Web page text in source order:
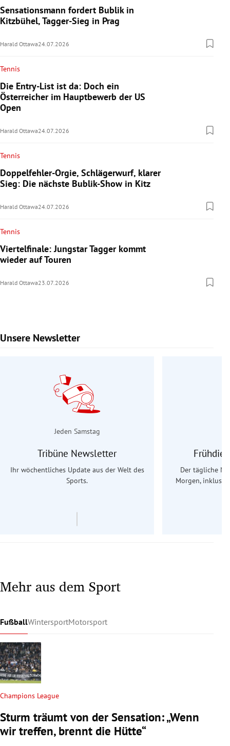
Sensationsmann fordert Bublik in
Kitzbühel, Tagger-Sieg in Prag
Harald Ottawa24.07.2026
Tennis
Die Entry-List ist da: Doch ein
Österreicher im Hauptbewerb der US
Open
Harald Ottawa24.07.2026
Tennis
Doppelfehler-Orgie, Schlägerwurf, klarer
Sieg: Die nächste Bublik-Show in Kitz
Harald Ottawa24.07.2026
Tennis
Viertelfinale: Jungstar Tagger kommt
wieder auf Touren
Harald Ottawa23.07.2026
Unsere Newsletter
Slide 1 von 9
Jeden Samstag
Tribüne Newsletter
Ihr wöchentliches Update aus der Welt des
Sports.
Der tägliche
Morgen,
Mehr aus dem Sport
FußballWintersportMotorsport
Champions League
Sturm träumt von der Sensation: „Wenn
wir treffen, brennt die Hütte“